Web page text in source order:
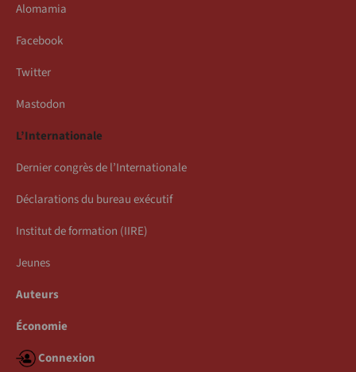
Alomamia
Facebook
Twitter
Mastodon
L’Internationale
Dernier congrès de l’Internationale
Déclarations du bureau exécutif
Institut de formation (IIRE)
Jeunes
Auteurs
Économie
Connexion